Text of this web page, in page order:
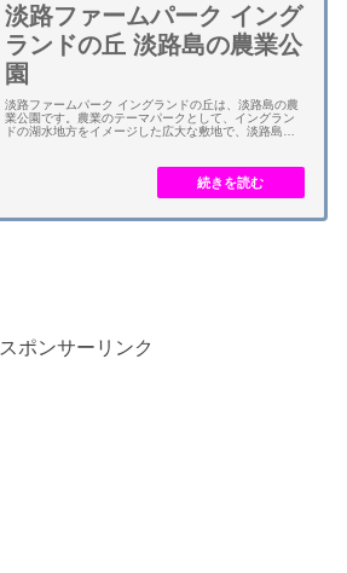
淡路ファームパーク イング
ランドの丘 淡路島の農業公
園
淡路ファームパーク イングランドの丘は、淡路島の農
業公園です。農業のテーマパークとして、イングラン
ドの湖水地方をイメージした広大な敷地で、淡路島が
スポンサーリンク